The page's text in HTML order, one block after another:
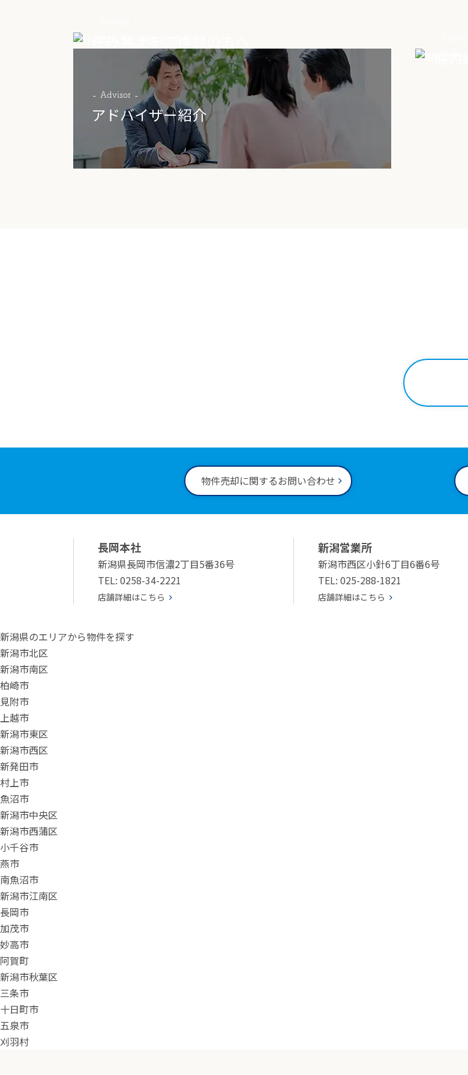
Advisor
アドバイザー紹介
物件売却に関するお問い合わせ
長岡本社
新潟県長岡市信濃2丁目5番36号
TEL: 0258-34-2221
店舗詳細はこちら
新潟営業所
新潟市西区小針6丁目6番6号
TEL: 025-288-1821
店舗詳細はこちら
新潟県のエリアから物件を探す
新潟市北区
新潟市南区
柏崎市
見附市
上越市
新潟市東区
新潟市西区
新発田市
村上市
魚沼市
新潟市中央区
新潟市西蒲区
小千谷市
燕市
南魚沼市
新潟市江南区
長岡市
加茂市
妙高市
阿賀町
新潟市秋葉区
三条市
十日町市
五泉市
刈羽村